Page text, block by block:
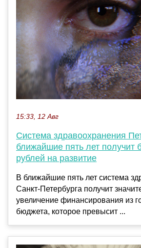
15:33, 12 Авг
Система здравоохранения
ближайшие пять лет получит
рублей на развитие
В ближайшие пять лет система
Санкт-Петербурга получит
увеличение финансирования из
бюджета, которое превысит ...